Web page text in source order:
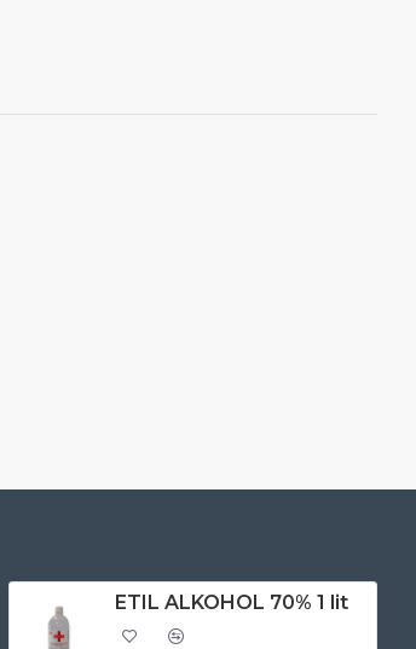
ETIL ALKOHOL 70% 1 lit